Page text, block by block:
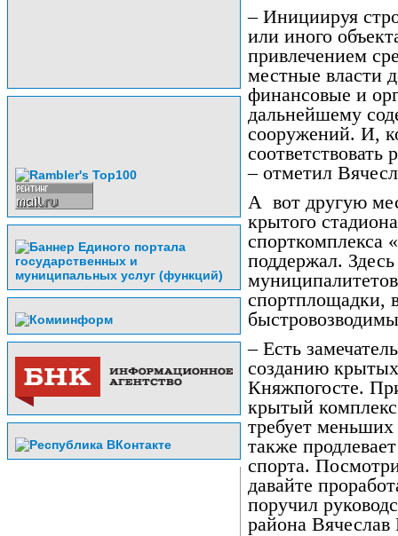
– Инициируя
или иного
привлечением
местные власти
финансовые и
дальнейшему
сооружений. И,
– отметил
А вот другую
крытого
спорткомплекса
поддержал.
спортплощадки,
– Есть
созданию
Княжпогосте.
крытый
требует
также
спорта.
давайте
поручил
района Вячеслав